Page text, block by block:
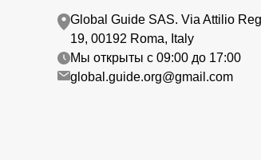
Global Guide SAS. Via Attilio
19, 00192 Roma, Italy
Мы открыты с 09:00 до 17:00
global.guide.org@gmail.com